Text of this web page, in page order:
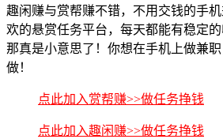
趣闲赚与赏帮赚不错，不用交钱的手
欢的悬赏任务平台，每天都能有稳定
那真是小意思了！你想在手机上做兼
做！
点此加入赏帮赚>>做任务挣钱
点此加入趣闲赚>>做任务挣钱